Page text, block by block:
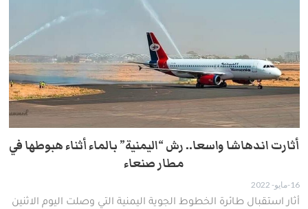
أثارت اندهاشا واسعا.. رش “اليمنية” بالماء أثناء هبوطها في
مطار صنعاء
16-مايو- 2022
أثار استقبال طائرة الخطوط الجوية اليمنية التي وصلت اليوم الاثنين